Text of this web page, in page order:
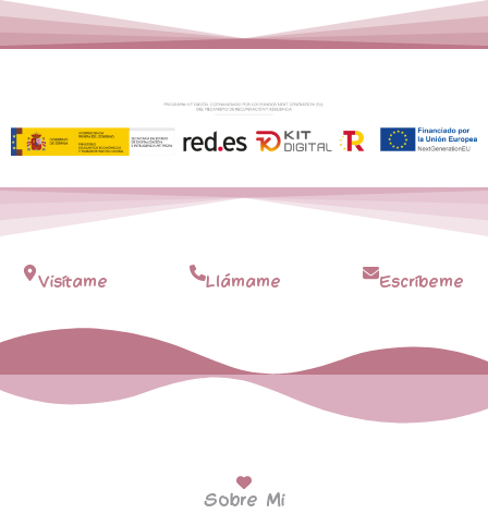
Visítame Llámame Escríbeme
Sobre Mi